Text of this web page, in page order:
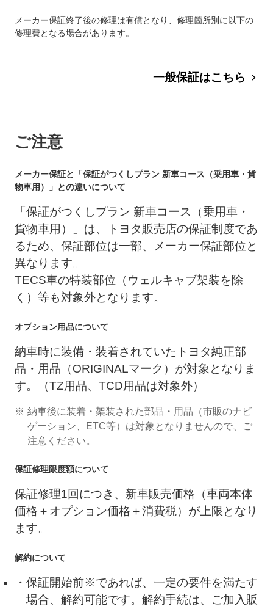
メーカー保証終了後の修理は有償となり、修理箇所別に以下の
修理費となる場合があります。
一般保証はこちら
ご注意
メーカー保証と「保証がつくしプラン 新車コース（乗用車・貨
物車用）」との違いについて
「保証がつくしプラン 新車コース（乗用車・
貨物車用）」は、トヨタ販売店の保証制度であ
るため、保証部位は一部、メーカー保証部位と
異なります。
TECS車の特装部位（ウェルキャブ架装を除
く）等も対象外となります。
オプション用品について
納車時に装備・装着されていたトヨタ純正部
品・用品（ORIGINALマーク）が対象となりま
す。（TZ用品、TCD用品は対象外）
納車後に装着・架装された部品・用品（市販のナビ
ゲーション、ETC等）は対象となりませんので、ご
注意ください。
保証修理限度額について
保証修理1回につき、新車販売価格（車両本体
価格＋オプション価格＋消費税）が上限となり
ます。
解約について
保証開始前※であれば、一定の要件を満たす
場合、解約可能です。解約手続は、ご加入販